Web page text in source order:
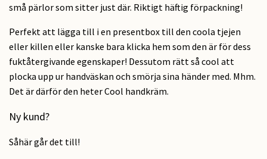
små pärlor som sitter just där. Riktigt häftig förpackning!
Perfekt att lägga till i en presentbox till den coola tjejen
eller killen eller kanske bara klicka hem som den är för dess
fuktåtergivande egenskaper! Dessutom rätt så cool att
plocka upp ur handväskan och smörja sina händer med. Mhm.
Det är därför den heter Cool handkräm.
Ny kund?
Såhär går det till!